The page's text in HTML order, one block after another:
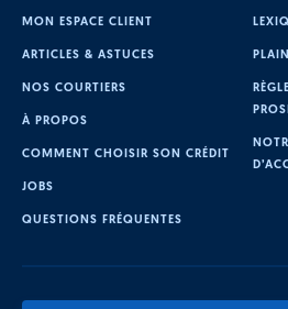
MON ESPACE CLIENT
ARTICLES & ASTUCES
NOS COURTIERS
À PROPOS
COMMENT CHOISIR SON CRÉDIT
JOBS
QUESTIONS FRÉQUENTES